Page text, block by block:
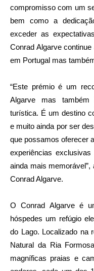
compromisso com um
bem como a
exceder as
Conrad Algarve
em Portugal mas
“Este prémio é um
Algarve mas
turística. É um destino
e muito ainda por ser
que possamos oferecer
experiências
ainda mais
Conrad Algarve.
O Conrad Algarve é
hóspedes um refúgio
do Lago. Localizado na
Natural da Ria
magníficas praias e